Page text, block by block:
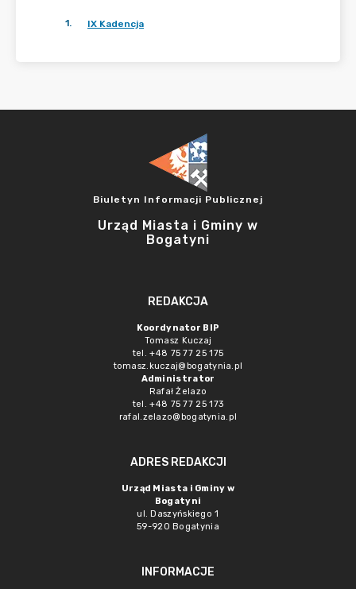
1. IX Kadencja
Biuletyn Informacji Publicznej
Urząd Miasta i Gminy w
Bogatyni
REDAKCJA
Koordynator BIP
Tomasz Kuczaj
tel. +48 75 77 25 175
tomasz.kuczaj@bogatynia.pl
Administrator
Rafał Żelazo
tel. +48 75 77 25 173
rafal.zelazo@bogatynia.pl
ADRES REDAKCJI
Urząd Miasta i Gminy w
Bogatyni
ul. Daszyńskiego 1
59-920 Bogatynia
INFORMACJE